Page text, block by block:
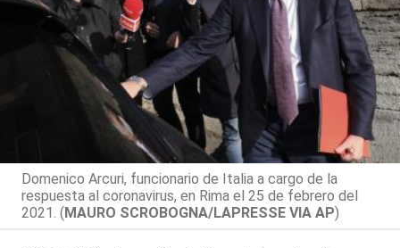
Domenico Arcuri, funcionario de Italia a cargo de la
respuesta al coronavirus, en Rima el 25 de febrero del
2021. (MAURO SCROBOGNA/LAPRESSE VIA AP)